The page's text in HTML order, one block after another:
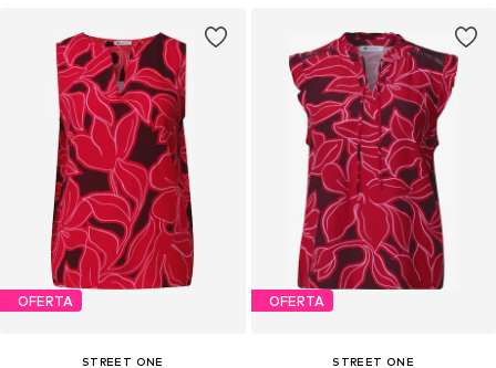
OFERTA
STREET ONE
OFERTA
STREET ONE